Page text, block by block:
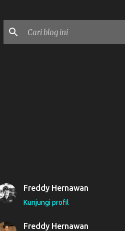
Freddy Hernawan
Kunjungi profil
Freddy Hernawan